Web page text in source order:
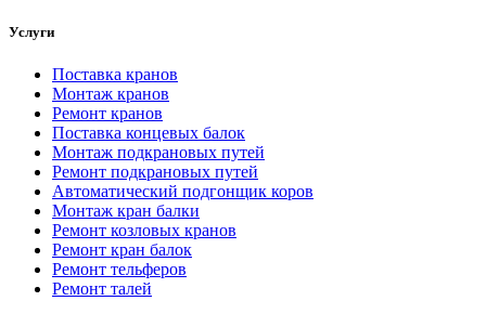
Услуги
Поставка кранов
Монтаж кранов
Ремонт кранов
Поставка концевых балок
Монтаж подкрановых путей
Ремонт подкрановых путей
Автоматический подгонщик коров
Монтаж кран балки
Ремонт козловых кранов
Ремонт кран балок
Ремонт тельферов
Ремонт талей